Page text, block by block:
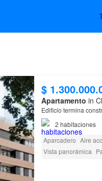
$
Apartamento in
Edificio termina
2 habitaciones
Aparcadero Aire
Vista panorámica